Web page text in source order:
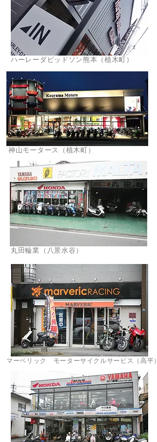
ハーレーダビッドソン熊本（植木町）
神山モータース（植木町）
丸田輪業（八景水谷）
マーベリック モーターサイクルサービス（高平）